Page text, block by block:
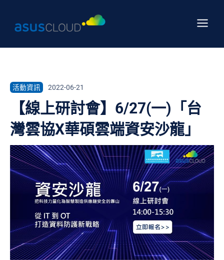
內
Menu
活動資訊 2022-06-21
【線上研討會】6/27(一)「台
灣雲協X華碩雲端資安沙龍」